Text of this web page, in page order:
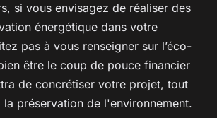
si vous envisagez de réaliser des
énergétique dans votre
pas à vous renseigner sur l’éco-
être le coup de pouce financier
de concrétiser votre projet, tout
préservation de l'environnement.